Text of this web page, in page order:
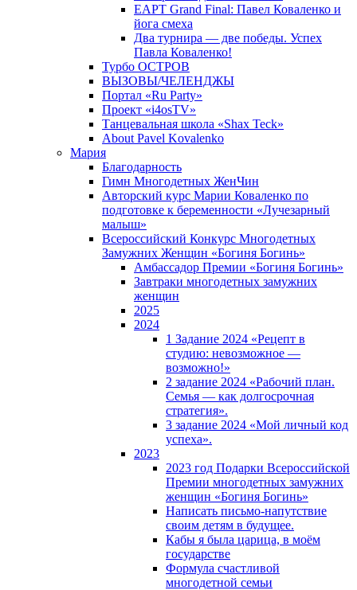
EAPT Grand Final: Павел Коваленко и
йога смеха
Два турнира — две победы. Успех
Павла Коваленко!
Турбо ОСТРОВ
ВЫЗОВЫ/ЧЕЛЕНДЖЫ
Портал «Ru Party»
Проект «i4osTV»
Танцевальная школа «Shax Teck»
About Pavel Kovalenko
Мария
Благодарность
Гимн Многодетных ЖенЧин
Авторский курс Марии Коваленко по
подготовке к беременности «Лучезарный
малыш»
Всероссийский Конкурс Многодетных
Замужних Женщин «Богиня Богинь»
Амбассадор Премии «Богиня Богинь»
Завтраки многодетных замужних
женщин
2025
2024
1 Задание 2024 «Рецепт в
студию: невозможное —
возможно!»
2 задание 2024 «Рабочий план.
Семья — как долгосрочная
стратегия».
3 задание 2024 «Мой личный код
успеха».
2023
2023 год Подарки Всероссийской
Премии многодетных замужних
женщин «Богиня Богинь»
Написать письмо-напутствие
своим детям в будущее.
Кабы я была царица, в моëм
государстве
Формула счастливой
многодетной семьи